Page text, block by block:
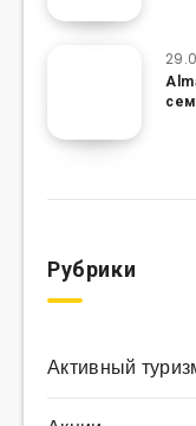
Рубрики
Активный